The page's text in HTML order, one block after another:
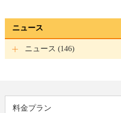
ニュース
ニュース (146)
料金プラン